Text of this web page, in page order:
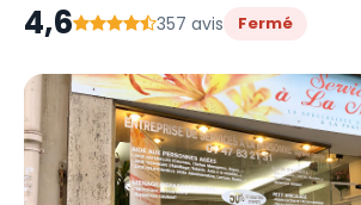
4,6 357 avis Fermé